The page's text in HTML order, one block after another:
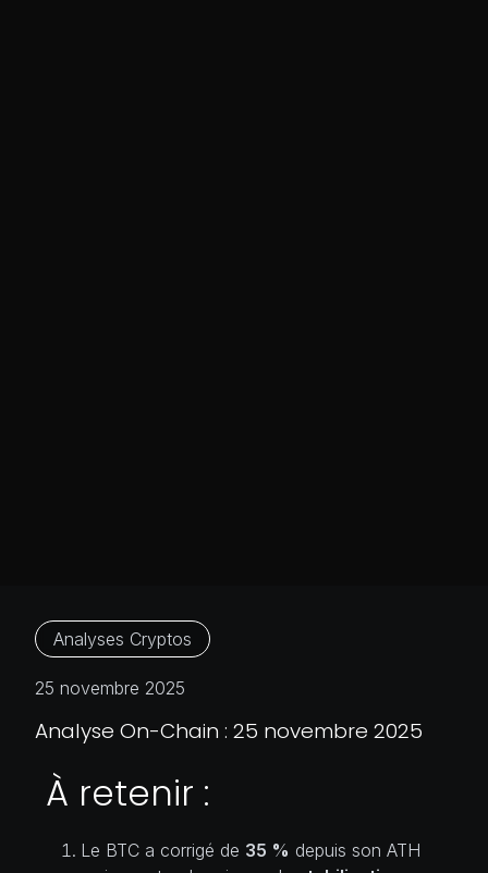
Analyses Cryptos
25 novembre 2025
Analyse On-Chain : 25 novembre 2025
À retenir :
Le BTC a corrigé de 35 % depuis son ATH